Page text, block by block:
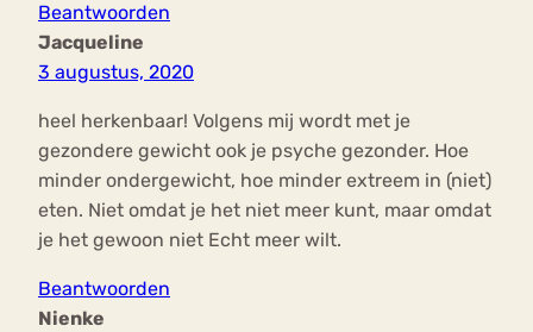
Beantwoorden
Jacqueline
3 augustus, 2020
heel herkenbaar! Volgens mij wordt met je
gezondere gewicht ook je psyche gezonder. Hoe
minder ondergewicht, hoe minder extreem in (niet)
eten. Niet omdat je het niet meer kunt, maar omdat
je het gewoon niet Echt meer wilt.
Beantwoorden
Nienke